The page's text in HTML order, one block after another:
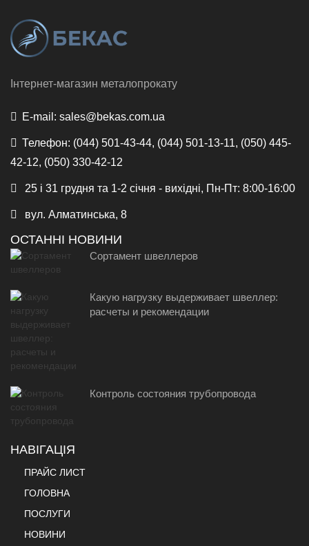
Інтернет-магазин металопрокату
E-mail: sales@bekas.com.ua
Телефон: (044) 501-43-44, (044) 501-13-11, (050) 445-
42-12, (050) 330-42-12
25 і 31 грудня та 1-2 січня - вихідні, Пн-Пт: 8:00-16:00
вул. Алматинська, 8
ОСТАННІ НОВИНИ
Сортамент швеллеров
Какую нагрузку выдерживает швеллер:
расчеты и рекомендации
Контроль состояния трубопровода
НАВІГАЦІЯ
ПРАЙС ЛИСТ
ГОЛОВНА
ПОСЛУГИ
НОВИНИ